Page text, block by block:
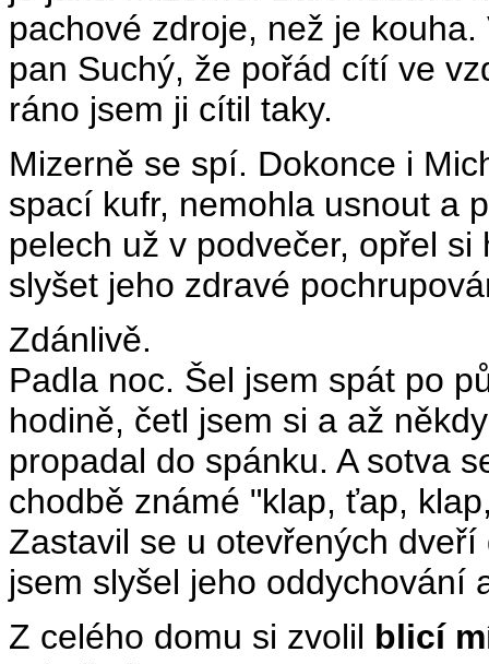
pachové zdroje, než je
pan Suchý, že pořád cítí ve
ráno jsem ji cítil taky.
Mizerně se spí. Dokonce i
spací kufr, nemohla usnout a
pelech už v podvečer, opřel
slyšet jeho zdravé
Zdánlivě.
Padla noc. Šel jsem spát po
hodině, četl jsem si a až
propadal do spánku. A sotva
chodbě známé "klap, ťap,
Zastavil se u otevřených
jsem slyšel jeho oddychování
Z celého domu si zvolil blicí